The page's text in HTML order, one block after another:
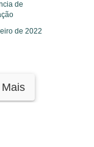
de
de 2022